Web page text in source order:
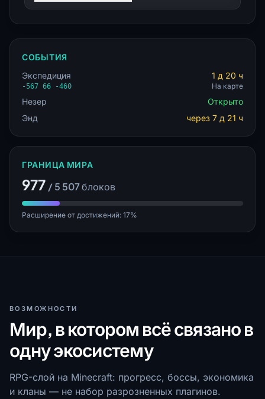
СОБЫТИЯ
Экспедиция 1 д 20 ч
-567 66 -460 На карте
Незер
Открыто
Энд
через 7 д 21 ч
ГРАНИЦА МИРА
977 / 5 507 блоков
Расширение от достижений: 17%
ВОЗМОЖНОСТИ
Мир, в котором всё связано в
одну экосистему
RPG-слой на Minecraft: прогресс, боссы, экономика
и кланы — не набор разрозненных плагинов.